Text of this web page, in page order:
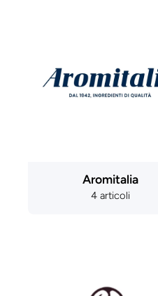
Aromitalia
4 articoli